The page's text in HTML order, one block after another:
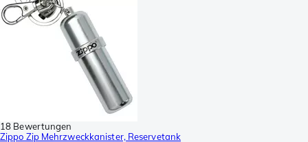
18 Bewertungen
Zippo Zip Mehrzweckkanister, Reservetank